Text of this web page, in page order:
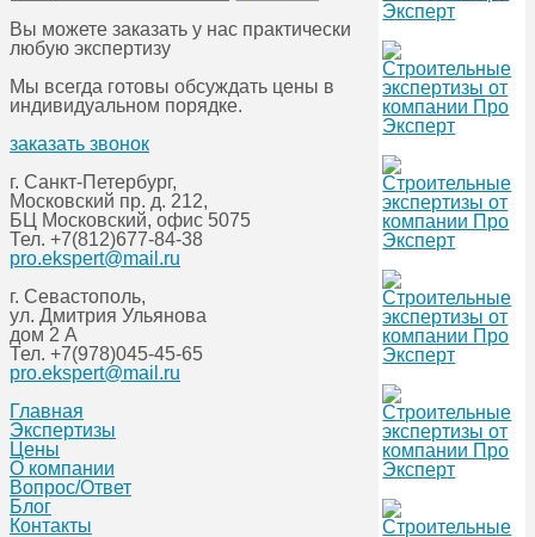
Вы можете заказать у нас практически
любую экспертизу
Мы всегда готовы обсуждать цены в
индивидуальном порядке.
заказать звонок
г. Санкт-Петербург,
Московский пр. д. 212,
БЦ Московский, офис 5075
Тел. +7(812)677-84-38
pro.ekspert@mail.ru
г. Севастополь,
ул. Дмитрия Ульянова
дом 2 А
Тел. +7(978)045-45-65
pro.ekspert@mail.ru
Главная
Экспертизы
Цены
О компании
Вопрос/Ответ
Блог
Контакты